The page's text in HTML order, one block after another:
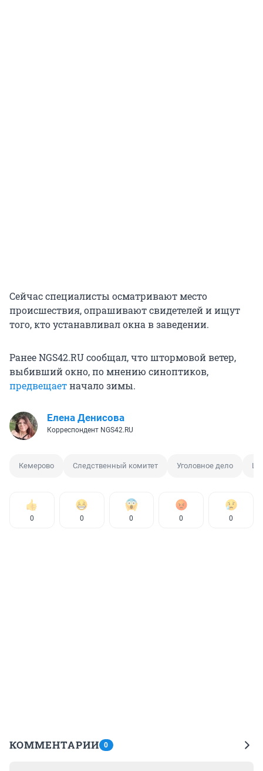
Сейчас специалисты осматривают место
происшествия, опрашивают свидетелей и ищут
того, кто устанавливал окна в заведении.
Ранее NGS42.RU сообщал, что штормовой ветер,
выбивший окно, по мнению синоптиков,
предвещаетначало зимы.
Елена Денисова
Корреспондент NGS42.RU
Кемерово Следственный комитет Уголовное дело
0 0 0 0 0
КОММЕНТАРИИ 0